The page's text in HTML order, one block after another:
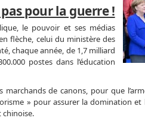
pour la guerre !
le pouvoir et ses médias
flèche, celui du ministère des
chaque année, de 1,7 milliard
postes dans l’éducation
de canons, pour que
» pour assurer la domination et
chinoise.